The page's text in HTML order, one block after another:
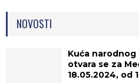
NOVOSTI
Kuća narodnog
otvara se za
18.05.2024, od